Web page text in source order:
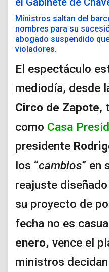
Ministros saltan del
nombres para su
abogado suspendido
violadores.
El espectáculo
mediodía, desde
Circo de Zapote,
como Casa
presidente
los “cambios” en
reajuste
su proyecto de
fecha no es
enero, vence el
ministros